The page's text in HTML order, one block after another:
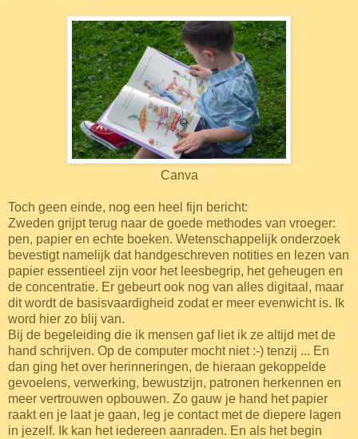
Canva
Toch geen einde, nog een heel fijn bericht:
Zweden grijpt terug naar de goede methodes van vroeger:
pen, papier en echte boeken. Wetenschappelijk onderzoek
bevestigt namelijk dat handgeschreven notities en lezen van
papier essentieel zijn voor het leesbegrip, het geheugen en
de concentratie. Er gebeurt ook nog van alles digitaal, maar
dit wordt de basisvaardigheid zodat er meer evenwicht is. Ik
word hier zo blij van.
Bij de begeleiding die ik mensen gaf liet ik ze altijd met de
hand schrijven. Op de computer mocht niet :-) tenzij ... En
dan ging het over herinneringen, de hieraan gekoppelde
gevoelens, verwerking, bewustzijn, patronen herkennen en
meer vertrouwen opbouwen. Zo gauw je hand het papier
raakt en je laat je gaan, leg je contact met de diepere lagen
in jezelf. Ik kan het iedereen aanraden. En als het begin